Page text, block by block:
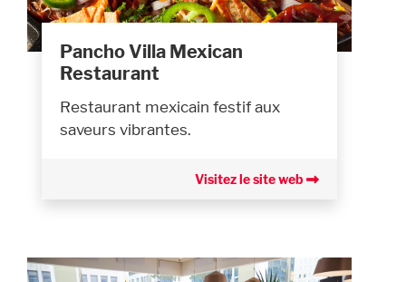
Pancho Villa Mexican
Restaurant
Restaurant mexicain festif aux
saveurs vibrantes.
Visitez le site web